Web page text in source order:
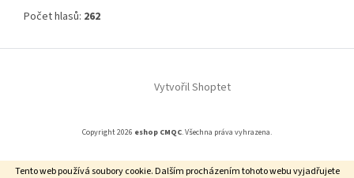
Tento web používá soubory cookie. Dalším procházením tohoto webu vyjadřujete
Počet hlasů: 262
Vytvořil Shoptet
Copyright 2026 eshop CMQC. Všechna práva vyhrazena.
Grafický návrh vytvořil a na Shoptet implementovalTomáš Hlad&